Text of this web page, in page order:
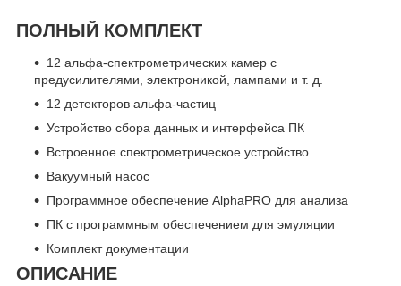
ПОЛНЫЙ КОМПЛЕКТ
12 альфа-спектрометрических камер с
предусилителями, электроникой, лампами и т. д.
12 детекторов альфа-частиц
Устройство сбора данных и интерфейса ПК
Встроенное спектрометрическое устройство
Вакуумный насос
Программное обеспечение AlphaPRO для анализа
ПК с программным обеспечением для эмуляции
Комплект документации
ОПИСАНИЕ